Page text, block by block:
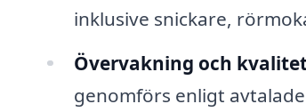
inklusive snickare,
Övervakning och
genomförs enligt